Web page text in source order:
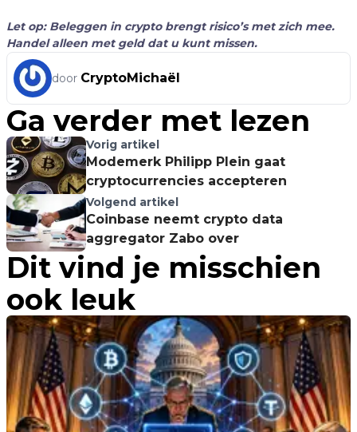
Let op: Beleggen in crypto brengt risico’s met zich mee.
Handel alleen met geld dat u kunt missen.
door CryptoMichaël
Ga verder met lezen
Vorig artikel
Modemerk Philipp Plein gaat
cryptocurrencies accepteren
Volgend artikel
Coinbase neemt crypto data
aggregator Zabo over
Dit vind je misschien
ook leuk